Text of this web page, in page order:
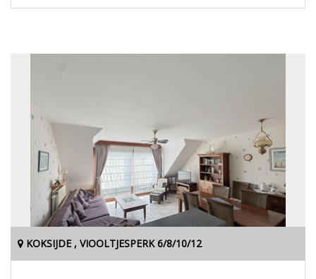
KOKSIJDE , VIOOLTJESPERK 6/8/10/12